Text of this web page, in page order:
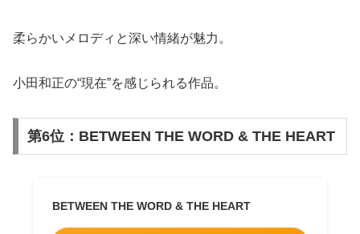
柔らかいメロディと深い情緒が魅力。
小田和正の“現在”を感じられる作品。
第6位：BETWEEN THE WORD & THE HEART
BETWEEN THE WORD & THE HEART